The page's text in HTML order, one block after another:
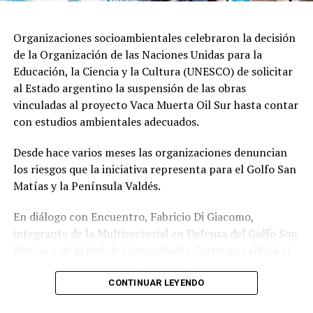
Organizaciones socioambientales celebraron la decisión
de la Organización de las Naciones Unidas para la
Educación, la Ciencia y la Cultura (UNESCO) de solicitar
al Estado argentino la suspensión de las obras
vinculadas al proyecto Vaca Muerta Oil Sur hasta contar
con estudios ambientales adecuados.
Desde hace varios meses las organizaciones denuncian
los riesgos que la iniciativa representa para el Golfo San
Matías y la Península Valdés.
En diálogo con Encuentro, Fabricio Di Giacomo,
integrante de la Multisectorial en Defensa del Golfo San
trabajo articulado entre organizaciones ambientales,
CONTINUAR LEYENDO